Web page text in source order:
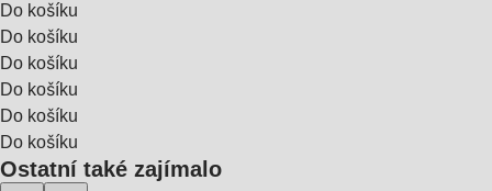
Do košíku
Do košíku
Do košíku
Do košíku
Do košíku
Do košíku
Ostatní také zajímalo